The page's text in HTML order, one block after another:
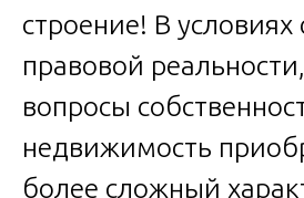
строение! В
правовой
вопросы
недвижимость
более сложный